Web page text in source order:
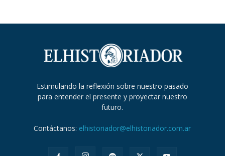
Estimulando la reflexión sobre nuestro pasado
para entender el presente y proyectar nuestro
futuro.
Contáctanos: elhistoriador@elhistoriador.com.ar